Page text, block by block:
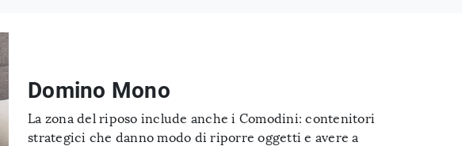
Domino Mono
La zona del riposo include anche i Comodini: contenitori
strategici che danno modo di riporre oggetti e avere a